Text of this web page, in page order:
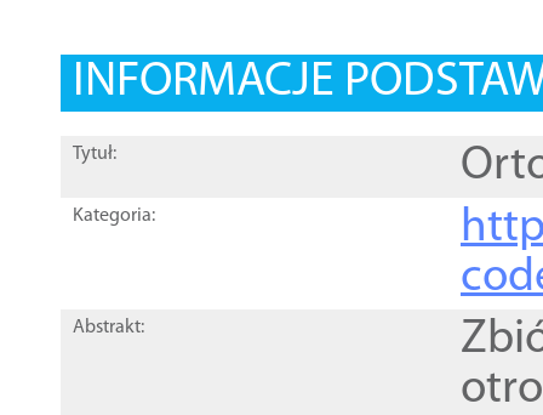
INFORMACJE
Tytuł:
Kategoria:
Abstrakt: